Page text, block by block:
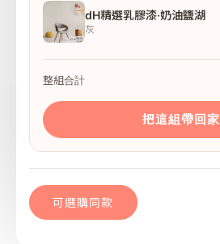
dH精選乳膠漆·奶油鹽湖
灰
整組合計
把這組帶回家
可選購同款